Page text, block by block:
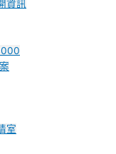
資訊
室